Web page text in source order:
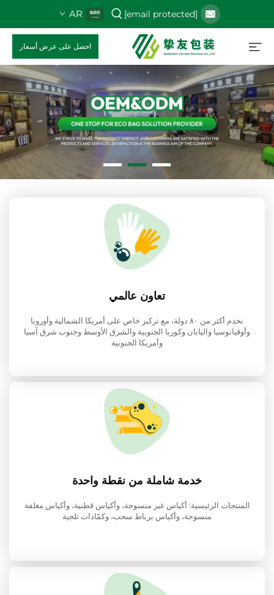
[email protected]
AR
احصل على عرض أسعار
تعاون عالمي
نخدم أكثر من ٨٠ دولة، مع تركيز خاص على أمريكا الشمالية وأوروبا
وأوقيانوسيا واليابان وكوريا الجنوبية والشرق الأوسط وجنوب شرق آسيا
وأمريكا الجنوبية
خدمة شاملة من نقطة واحدة
المنتجات الرئيسية: أكياس غير منسوجة، وأكياس قطنية، وأكياس مغلفة
منسوجة، وأكياس برباط سحب، وكمّادات ثلجية